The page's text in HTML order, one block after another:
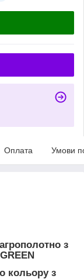
Оплата Умови
з
кольору з